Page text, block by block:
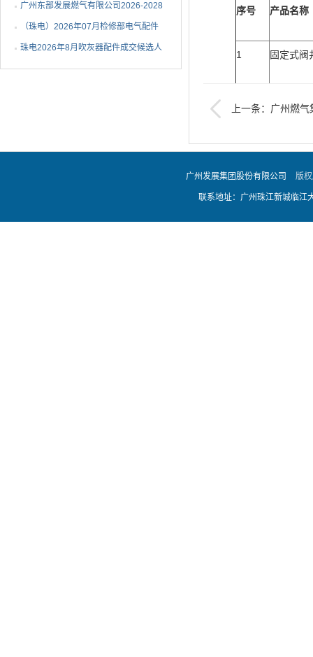
序号 产品名称
1 固定式阀
3 固定式阀
4
上一条：广州燃
拆除及废旧物资处置项...
广州东部发展燃气有限公司2026-2028
年非开挖燃气管道精确...
（珠电）2026年07月检修部电气配件
1批成交候选人公示
珠电2026年8月吹灰器配件成交候选人
公示
广州发展集团股份有限公司 版
联系地址：广州珠江新城临江